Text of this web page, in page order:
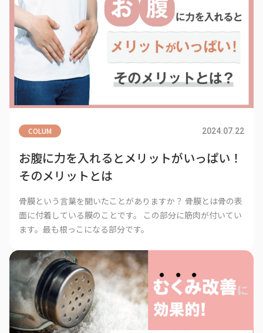
COLUM 2024.07.22
お腹に力を入れるとメリットがいっぱい！
そのメリットとは
骨膜という言葉を聞いたことがありますか？ 骨膜とは骨の表
面に付着している膜のことです。 この部分に筋肉が付いてい
ます。最も根っこになる部分です。